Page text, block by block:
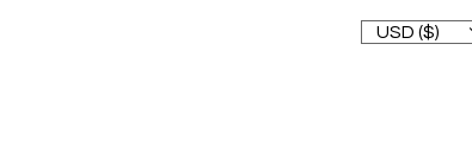
USD ($)